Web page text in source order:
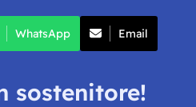
WhatsApp Email
sostenitore!